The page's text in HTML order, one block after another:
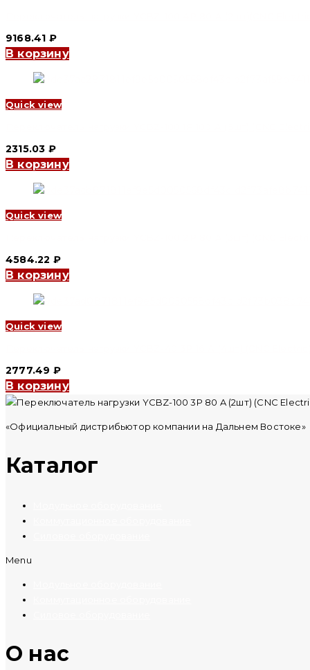
9168.41 ₽
В корзину
Quick view
2315.03 ₽
В корзину
Quick view
4584.22 ₽
В корзину
Quick view
2777.49 ₽
В корзину
«Официальный дистрибьютор компании на Дальнем Востоке»
Каталог
Menu
O нас